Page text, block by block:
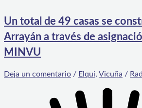
Un total de 49 casas se
Arrayán a través de
MINVU
Deja un comentario / Elqui, Vicuña /